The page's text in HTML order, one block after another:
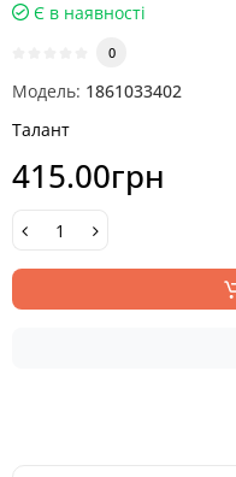
Є в наявності
0
Модель: 1861033402
Талант
415.00грн